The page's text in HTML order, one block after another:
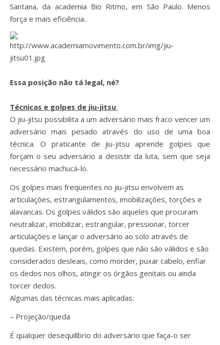
Santana, da academia Bio Ritmo, em São Paulo. Menos
força e mais eficiência..
Essa posição não tá legal, né?
Técnicas e golpes de jiu-jitsu
O jiu-jitsu possibilita a um adversário mais fraco vencer um
adversário mais pesado através do uso de uma boa
técnica. O praticante de jiu-jitsu aprende golpes que
forçam o seu adversário a desistir da luta, sem que seja
necessário machucá-lo.
Os golpes mais freqüentes no jiu-jitsu envolvem as
articulações, estrangulamentos, imobilizações, torções e
alavancas. Os golpes válidos são aqueles que procuram
neutralizar, imobilizar, estrangular, pressionar, torcer
articulações e lançar o adversário ao solo através de
quedas. Existem, porém, golpes que não são válidos e são
considerados desleais, como morder, puxar cabelo, enfiar
os dedos nos olhos, atingir os órgãos genitais ou ainda
torcer dedos.
Algumas das técnicas mais aplicadas:
– Projeção/queda
É qualquer desequilíbrio do adversário que faça-o ser